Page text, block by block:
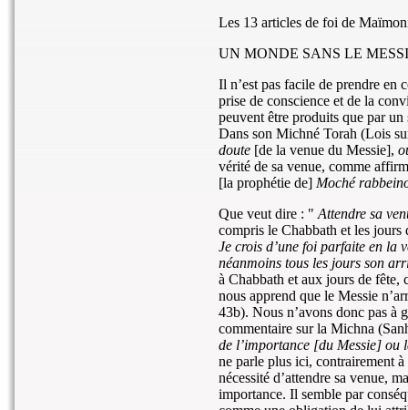
Les 13 articles de foi de
UN MONDE SANS LE
Il n’est pas facile de prendre en
prise de conscience et de la
peuvent être produits que par
Dans son Michné Torah (Lois
doute [de la venue du Messie],
vérité de sa venue, comme
[la prophétie de] Moché
Que veut dire : " Attendre sa
compris le Chabbath et les
Je crois d’une foi parfaite en la
néanmoins tous les jours son
à Chabbath et aux jours de
nous apprend que le Messie
43b). Nous n’avons donc pas à
commentaire sur la Michna
de l’importance [du Messie] ou
ne parle plus ici, contrairement
nécessité d’attendre sa venue,
importance. Il semble par